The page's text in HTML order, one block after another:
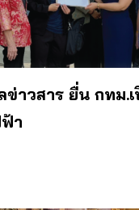
ข่าวสาร ยื่น กทม
า